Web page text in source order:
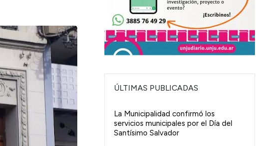
ÚLTIMAS PUBLICADAS
La Municipalidad confirmó los
servicios municipales por el Día del
Santísimo Salvador